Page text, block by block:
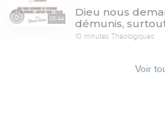
08:44
Dieu nous
démunis,
10 minutes Théologiques
Voir